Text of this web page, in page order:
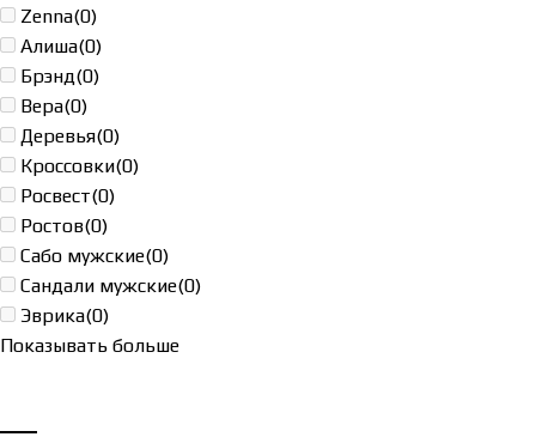
Zenna(0)
Алиша(0)
Брэнд(0)
Вера(0)
Деревья(0)
Кроссовки(0)
Росвест(0)
Ростов(0)
Сабо мужские(0)
Сандали мужские(0)
Эврика(0)
Показывать больше